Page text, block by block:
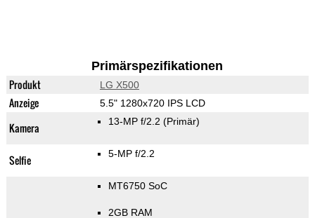
Primärspezifikationen
Produkt LG X500
Anzeige 5.5" 1280x720 IPS LCD
Kamera 13-MP f/2.2 (Primär)
Selfie 5-MP f/2.2
MT6750 SoC
2GB RAM